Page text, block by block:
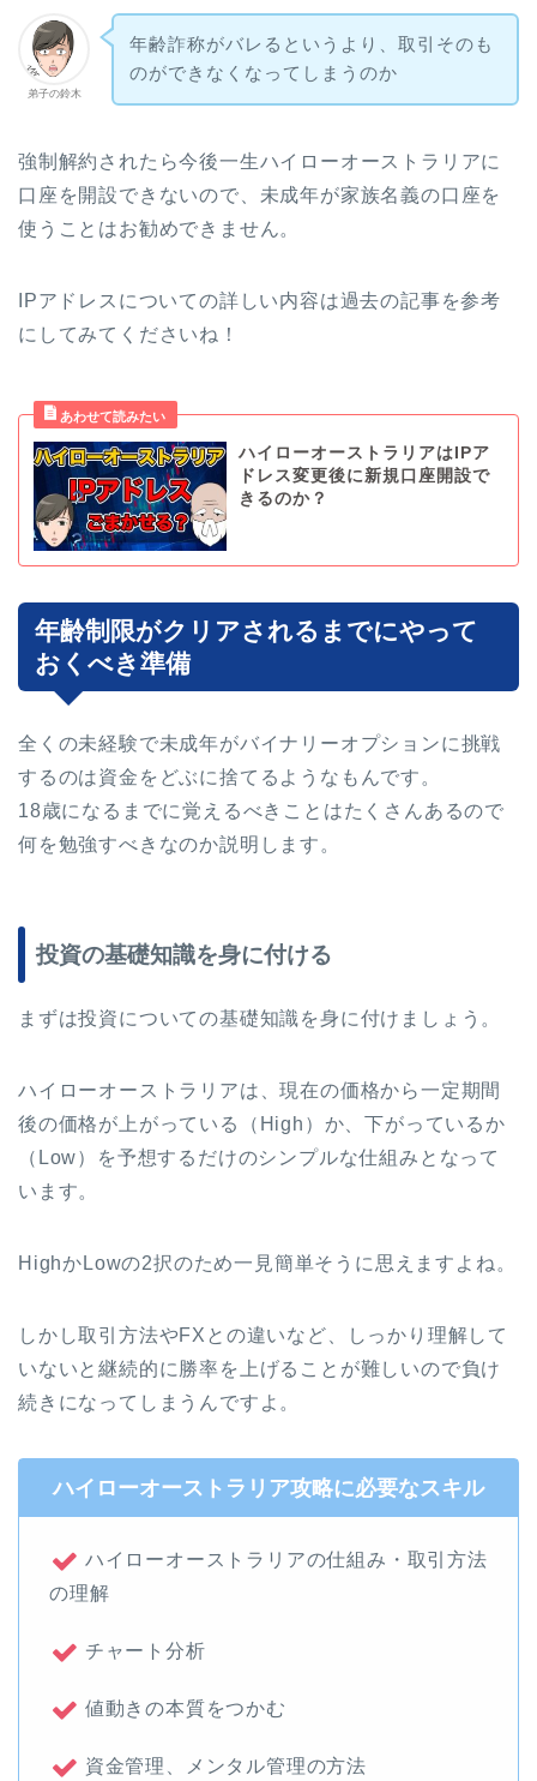
弟子の鈴木
年齢詐称がバレるというより、取引そのも
のができなくなってしまうのか
強制解約されたら今後一生ハイローオーストラリアに
口座を開設できないので、未成年が家族名義の口座を
使うことはお勧めできません。
IPアドレスについての詳しい内容は過去の記事を参考
にしてみてくださいね！
ハイローオーストラリアはIPア
ドレス変更後に新規口座開設で
きるのか？
年齢制限がクリアされるまでにやって
おくべき準備
全くの未経験で未成年がバイナリーオプションに挑戦
するのは資金をどぶに捨てるようなもんです。
18歳になるまでに覚えるべきことはたくさんあるので
何を勉強すべきなのか説明します。
投資の基礎知識を身に付ける
まずは投資についての基礎知識を身に付けましょう。
ハイローオーストラリアは、現在の価格から一定期間
後の価格が上がっている（High）か、下がっているか
（Low）を予想するだけのシンプルな仕組みとなって
います。
HighかLowの2択のため一見簡単そうに思えますよね。
しかし取引方法やFXとの違いなど、しっかり理解して
いないと継続的に勝率を上げることが難しいので負け
続きになってしまうんですよ。
ハイローオーストラリア攻略に必要なスキル
ハイローオーストラリアの仕組み・取引方法
の理解
チャート分析
値動きの本質をつかむ
資金管理、メンタル管理の方法